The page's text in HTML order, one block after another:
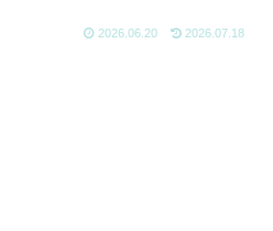
2026.06.20 2026.07.18